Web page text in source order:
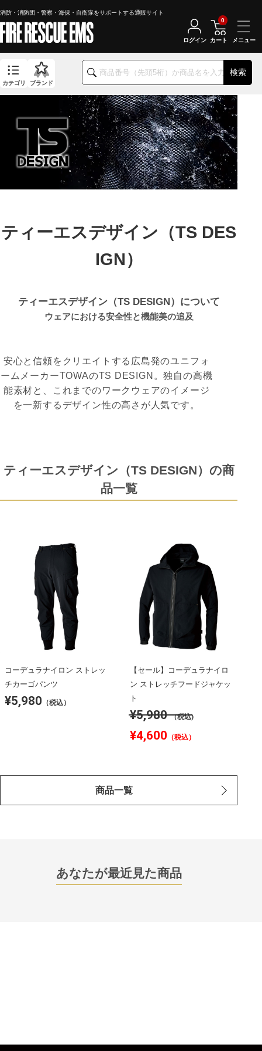
消防・消防団・警察・海保・自衛隊をサポートする通販サイト
検索
カテゴリ ブランド
ログイン カート
0
ティーエスデザイン（TS DES
IGN）
ティーエスデザイン（TS DESIGN）について
ウェアにおける安全性と機能美の追及
安心と信頼をクリエイトする広島発のユニフォ
ームメーカーTOWAのTS DESIGN。独自の高機
能素材と、これまでのワークウェアのイメージ
を一新するデザイン性の高さが人気です。
ティーエスデザイン（TS DESIGN）の商
品一覧
コーデュラナイロン ストレッ
チカーゴパンツ
¥5,980 （税込）
【セール】コーデュラナイロ
ン ストレッチフードジャケッ
ト
¥5,980（税込)
¥4,600 （税込）
商品一覧
あなたが最近見た商品